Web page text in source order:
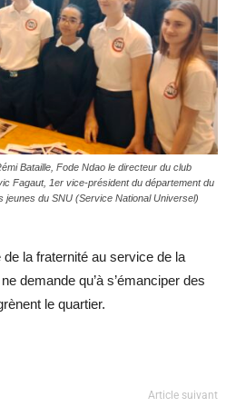
Bataille, Fode Ndao le directeur du club
Fagaut, 1er vice-président du département du
jeunes du SNU (Service National Universel)
la fraternité au service de la
demande qu’à s’émanciper des
le quartier.
Article suivant